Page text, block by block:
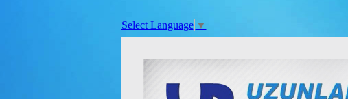
Select Language ▼